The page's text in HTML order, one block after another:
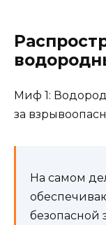
Миф 1:
за
На самом
безопасной